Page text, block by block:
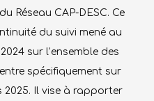
Réseau CAP-DESC. Ce
du suivi mené au
sur l’ensemble des
spécifiquement sur
2025. Il vise à rapporter